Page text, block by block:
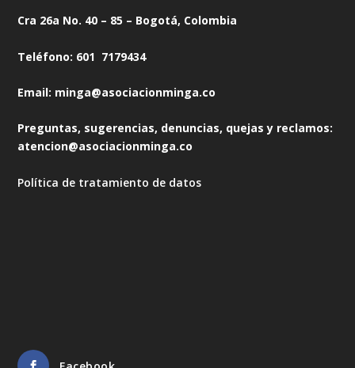
Cra 26a No. 40 – 85 – Bogotá, Colombia
Teléfono: 601 7179434
Email: minga@asociacionminga.co
Preguntas, sugerencias, denuncias, quejas y reclamos:
atencion@asociacionminga.co
Política de tratamiento de datos